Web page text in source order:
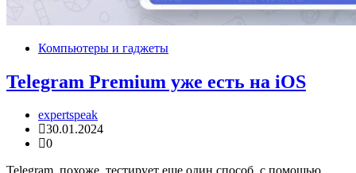
Компьютеры и гаджеты
Telegram Premium уже есть на iOS
expertspeak
30.01.2024
0